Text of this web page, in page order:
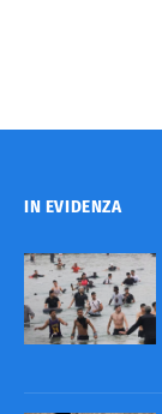
IN EVIDENZA